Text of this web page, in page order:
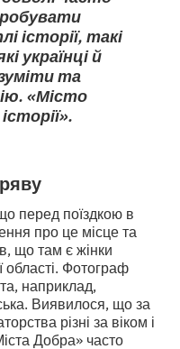
історії, такі
українці й
та
«Місто
перед поїздкою в
про це місце та
що там є жінки
області. Фотограф
наприклад,
Виявилося, що за
різні за віком і
Добра» часто